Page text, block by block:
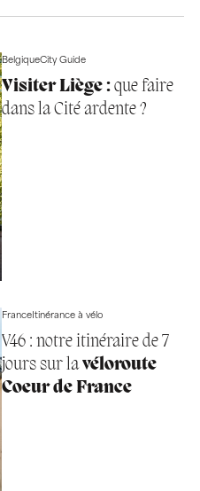
BelgiqueCity Guide
Visiter Liège :que faire
dans la Cité ardente ?
FranceItinérance à vélo
V46 : notre itinéraire de 7
jours sur lavéloroute
Coeur de France